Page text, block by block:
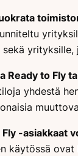
Ready to Fly
yhdestä
-asiakkaat
käytössä